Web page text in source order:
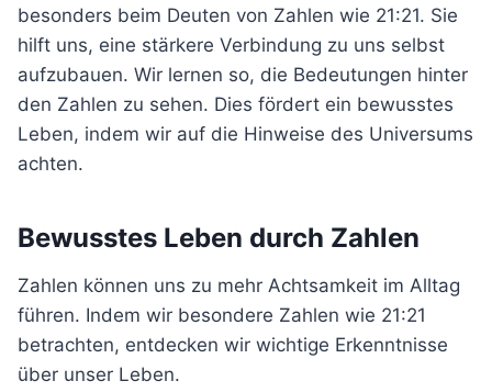
besonders beim Deuten von Zahlen wie 21:21. Sie
hilft uns, eine stärkere Verbindung zu uns selbst
aufzubauen. Wir lernen so, die Bedeutungen hinter
den Zahlen zu sehen. Dies fördert ein bewusstes
Leben, indem wir auf die Hinweise des Universums
achten.
Bewusstes Leben durch Zahlen
Zahlen können uns zu mehr Achtsamkeit im Alltag
führen. Indem wir besondere Zahlen wie 21:21
betrachten, entdecken wir wichtige Erkenntnisse
über unser Leben.